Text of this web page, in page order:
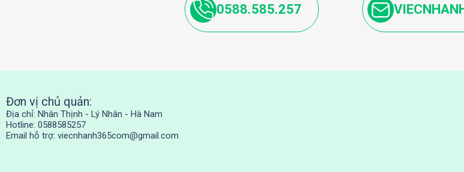
0588.585.257
Đơn vị chủ quản:
Địa chỉ: Nhân Thịnh - Lý Nhân - Hà Nam
Hotline: 0588585257
Email hỗ trợ: viecnhanh365com@gmail.com